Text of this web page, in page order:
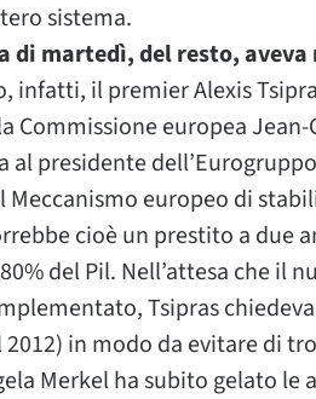
sistema.
di martedì, del resto,
infatti, il premier Alexis
Commissione europea
al presidente
Meccanismo europeo di
cioè un prestito a due
del Pil. Nell’attesa che il
Tsipras
2012) in modo da evitare di
Merkel ha subito gelato